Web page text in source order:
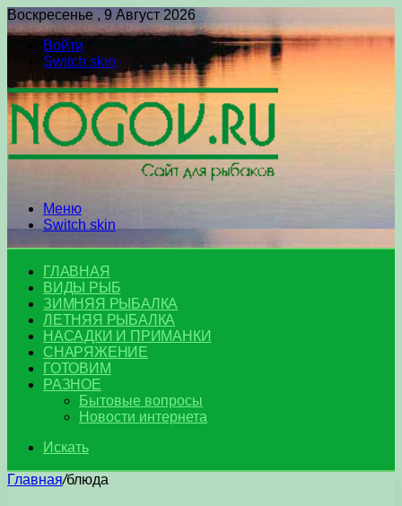
Воскресенье , 9 Август 2026
Войти
Switch skin
Меню
Switch skin
ГЛАВНАЯ
ВИДЫ РЫБ
ЗИМНЯЯ РЫБАЛКА
ЛЕТНЯЯ РЫБАЛКА
НАСАДКИ И ПРИМАНКИ
СНАРЯЖЕНИЕ
ГОТОВИМ
РАЗНОЕ
Бытовые вопросы
Новости интернета
Искать
Главная/блюда